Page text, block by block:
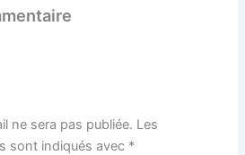
ne sera pas publiée. Les
sont indiqués avec *